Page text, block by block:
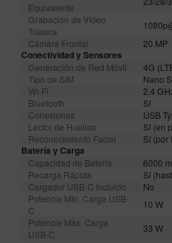
Equivalente
Grabación de Vídeo
Trasera
Cámara Frontal
20 MP
Conectividad y Sensores
Generación de Red Móvil
4G
Tipo de SIM
Nano
Wi-Fi
2.4
Bluetooth
Sí
Conexiones
USB
Lector de Huellas
Sí (en
Reconocimiento Facial
Sí (por
Batería y Carga
Capacidad de Batería
6000
Recarga Rápida
Sí
Cargador USB-C Incluido
No
Potencia Mín. Carga USB-
C
10 W
Potencia Máx. Carga
USB-C
33 W